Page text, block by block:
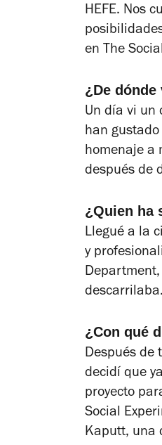
HEFE. Nos
en The
¿De dónde
Un día vi un
han
homenaje a
después de
¿Quien ha
Llegué a la
y
descarrilaba.
¿Con qué
Después de
decidí que
proyecto
Social
Kaputt, una